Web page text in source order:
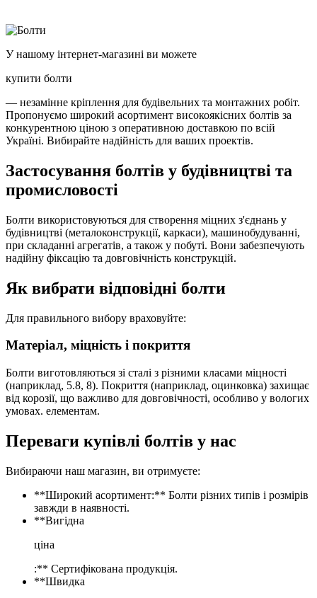
У нашому інтернет-магазині ви можете
купити болти
— незамінне кріплення для будівельних та монтажних робіт.
Пропонуємо широкий асортимент високоякісних болтів за
конкурентною ціною з оперативною доставкою по всій
Україні. Вибирайте надійність для ваших проектів.
Застосування болтів у будівництві та
промисловості
Болти використовуються для створення міцних з'єднань у
будівництві (металоконструкції, каркаси), машинобудуванні,
при складанні агрегатів, а також у побуті. Вони забезпечують
надійну фіксацію та довговічність конструкцій.
Як вибрати відповідні болти
Для правильного вибору враховуйте:
Матеріал, міцність і покриття
Болти виготовляються зі сталі з різними класами міцності
(наприклад, 5.8, 8). Покриття (наприклад, оцинковка) захищає
від корозії, що важливо для довговічності, особливо у вологих
умовах. елементам.
Переваги купівлі болтів у нас
Вибираючи наш магазин, ви отримуєте:
**Широкий асортимент:** Болти різних типів і розмірів
завжди в наявності.
**Вигідна
ціна
:** Сертифікована продукція.
**Швидка